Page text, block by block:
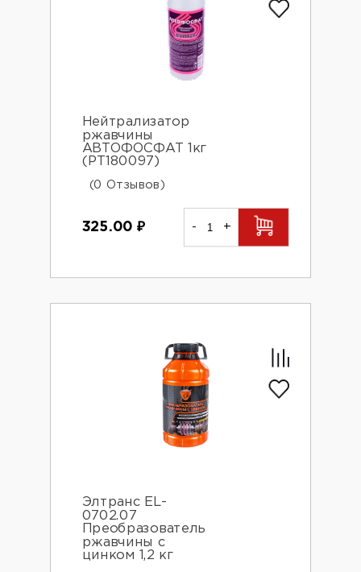
Нейтрализатор
ржавчины
АВТОФОСФАТ 1кг
(PT180097)
(0 Отзывов)
325.00 ₽ - +
Элтранс EL-
0702.07
Преобразователь
ржавчины с
цинком 1,2 кг